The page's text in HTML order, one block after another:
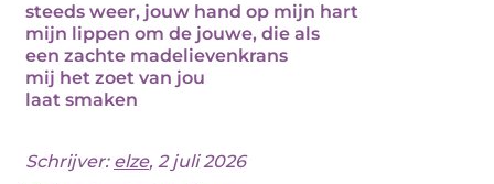
steeds weer, jouw hand op mijn hart
mijn lippen om de jouwe, die als
een zachte madelievenkrans
mij het zoet van jou
laat smaken
Schrijver: elze, 2 juli 2026